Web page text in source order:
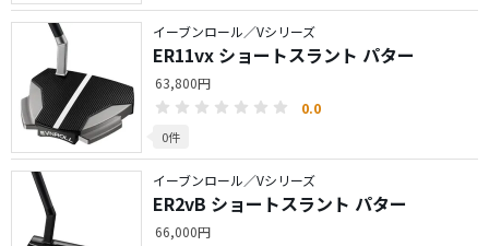
イーブンロール／Vシリーズ
ER11vx ショートスラント パター
63,800円
0.0
0件
イーブンロール／Vシリーズ
ER2vB ショートスラント パター
66,000円